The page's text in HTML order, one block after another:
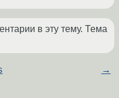
в эту тему. Тема
→